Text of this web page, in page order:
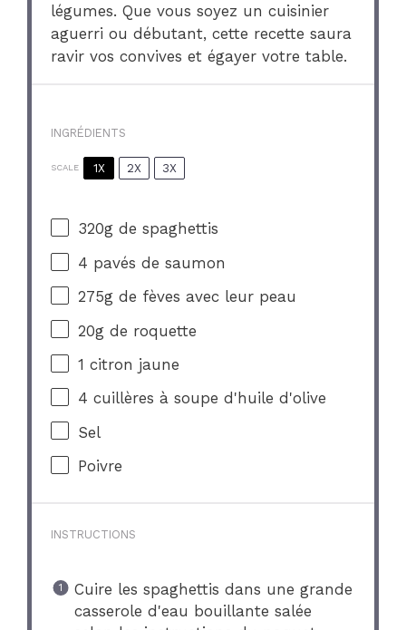
légumes. Que vous soyez un cuisinier
aguerri ou débutant, cette recette saura
ravir vos convives et égayer votre table.
INGRÉDIENTS
SCALE 1X 2X 3X
320g de spaghettis
4 pavés de saumon
275g de fèves avec leur peau
20g de roquette
1 citron jaune
4 cuillères à soupe d'huile d'olive
Sel
Poivre
INSTRUCTIONS
Cuire les spaghettis dans une grande
casserole d'eau bouillante salée